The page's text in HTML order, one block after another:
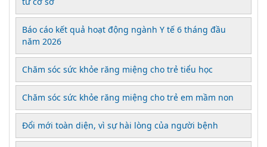
Báo cáo kết quả hoạt động ngành Y tế 6 tháng đầu
năm 2026
Chăm sóc sức khỏe răng miệng cho trẻ tiểu học
Chăm sóc sức khỏe răng miệng cho trẻ em mầm non
Đổi mới toàn diện, vì sự hài lòng của người bệnh